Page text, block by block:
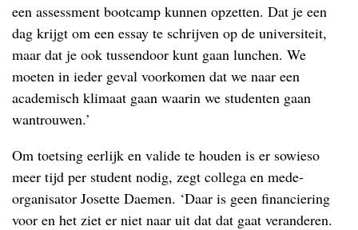
een assessment bootcamp kunnen opzetten. Dat je een
dag krijgt om een essay te schrijven op de universiteit,
maar dat je ook tussendoor kunt gaan lunchen. We
moeten in ieder geval voorkomen dat we naar een
academisch klimaat gaan waarin we studenten gaan
wantrouwen.’
Om toetsing eerlijk en valide te houden is er sowieso
meer tijd per student nodig, zegt collega en mede-
organisator Josette Daemen. ‘Daar is geen financiering
voor en het ziet er niet naar uit dat dat gaat veranderen.